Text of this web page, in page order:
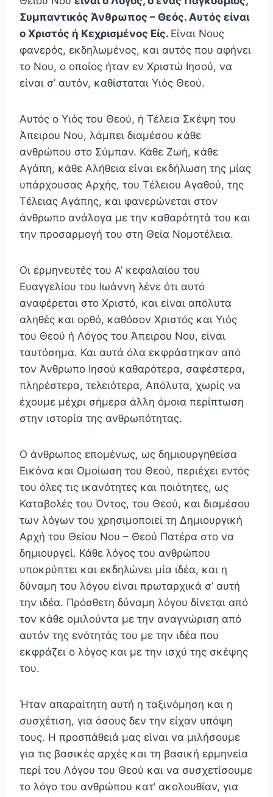
Συμπαντικός Άν­θρωπος – Θεός. Αυτός είναι
ο Χριστός ή Κεχρισμένος Είς. Είναι Νους
φανερός, εκδηλωμένος, και αυτός που αφήνει
το Νου, ο οποίος ήταν εν Χριστώ Ιησού, να
είναι σ’ αυτόν, καθίσταται Υιός Θεού.
Αυτός ο Υιός του Θεού, ή Τέλεια Σκέψη του
Άπειρου Νου, λάμπει διαμέσου κάθε
ανθρώπου στο Σύμπαν. Κά­θε Ζωή, κάθε
Αγάπη, κάθε Αλήθεια είναι εκδήλωση της μίας
υπάρχουσας Αρχής, του Τέλειου Αγαθού, της
Τέλειας Αγάπης, και φανερώνεται στον
άνθρωπο ανάλογα με την καθαρότητά του και
την προσαρμογή του στη Θεία Νομο­τέλεια.
Οι ερμηνευτές του Α’ κεφαλαίου του
Ευαγγελίου του Ιωάννη λένε ότι αυτό
αναφέρεται στο Χριστό, και είναι απόλυτα
αληθές και ορθό, καθόσον Χριστός και Υιός
του Θεού ή Λόγος του Άπειρου Νου, είναι
ταυτόσημα. Και αυ­τά όλα εκφράστηκαν από
τον Άνθρωπο Ιησού καθαρότε­ρα, σαφέστερα,
πληρέστερα, τελειότερα, Απόλυτα, χωρίς να
έχουμε μέχρι σήμερα άλλη όμοια περίπτωση
στην ιστο­ρία της ανθρωπότητας.
Ο άνθρωπος επομένως, ως δημιουργηθείσα
Εικόνα και Ομοίωση του Θεού, περιέχει εντός
του όλες τις ικανό­τητες και ποιότητες, ως
Καταβολές του Όντος, του Θεού, και διαμέσου
των λόγων του χρησιμοποιεί τη Δημιουργι­κή
Αρχή του Θείου Νου – Θεού Πατέρα στο να
δημιουρ­γεί. Κάθε λόγος του ανθρώπου
υποκρύπτει και εκδηλώνει μία ιδέα, και η
δύναμη του λόγου είναι πρωταρχικά σ’ αυ­τή
την ιδέα. Πρόσθετη δύναμη λόγου δίνεται από
τον κά­θε ομιλούντα με την αναγνώριση από
αυτόν της ενότητάς του με την ιδέα που
εκφράζει ο λόγος και με την ισχύ της σκέψης
του.
Ήταν απαραίτητη αυτή η ταξινόμηση και η
συσχέτιση, για όσους δεν την είχαν υπόψη
τους. Η προσπάθειά μας είναι να μιλήσουμε
για τις βασικές αρχές και τη βασική ερ­μηνεία
περί του Λόγου του Θεού και να συσχετίσουμε
το λόγο του ανθρώπου κατ’ ακολουθίαν, για